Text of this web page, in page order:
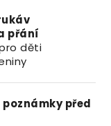
přání
děti
před